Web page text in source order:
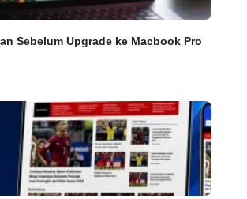
Sebelum Upgrade ke Macbook Pro